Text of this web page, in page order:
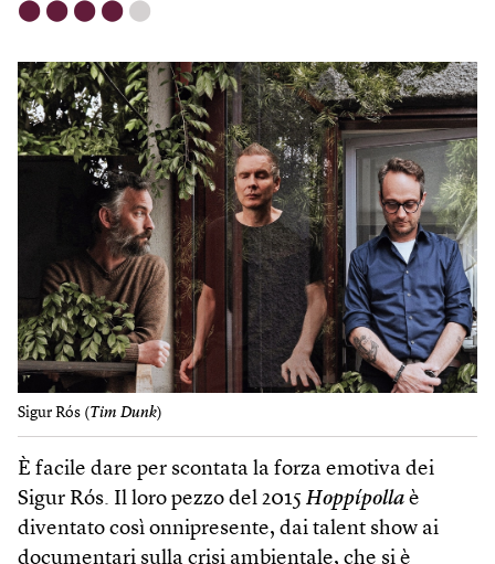
⬤ ⬤ ⬤ ⬤ ⬤
Sigur Rós (Tim Dunk)
È facile dare per scontata la forza emotiva dei
Sigur Rós. Il loro pezzo del 2015 Hoppípolla è
diventato così onnipresente, dai talent show ai
documentari sulla crisi ambientale, che si è